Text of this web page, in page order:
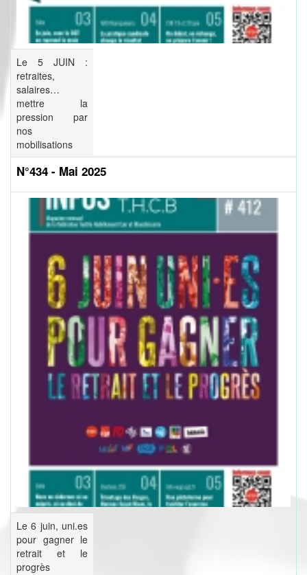
Le 5 JUIN :
retraites,
salaires…
mettre la
pression par
nos
mobilisations
N°434 - Mai 2025
Le 6 juin, uni.es
pour gagner le
retrait et le
progrès